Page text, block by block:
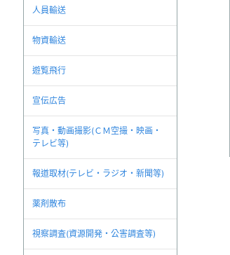
人員輸送
物資輸送
遊覧飛行
宣伝広告
写真・動画撮影(ＣＭ空撮・映画・
テレビ等)
報道取材(テレビ・ラジオ・新聞等)
薬剤散布
視察調査(資源開発・公害調査等)